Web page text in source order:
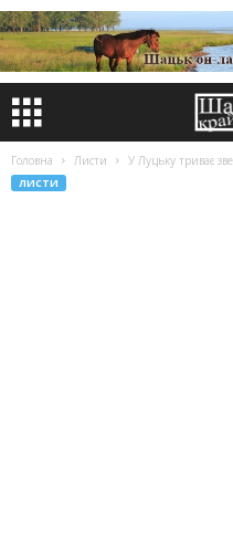
Головна Листи У Луцьку триває
ЛИСТИ